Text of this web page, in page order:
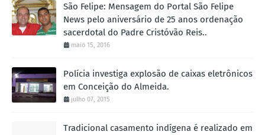
São Felipe: Mensagem do Portal São Felipe
News pelo aniversário de 25 anos ordenação
sacerdotal do Padre Cristóvão Reis..
maio 15, 2016
Polícia investiga explosão de caixas eletrônicos
em Conceição do Almeida.
julho 07, 2015
Tradicional casamento indígena é realizado em